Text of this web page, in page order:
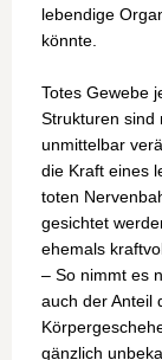
lebendige
könnte.
Totes Gewebe
Strukturen sind
unmittelbar
die Kraft eines
toten
gesichtet
ehemals
– So nimmt es
auch der Anteil
gänzlich